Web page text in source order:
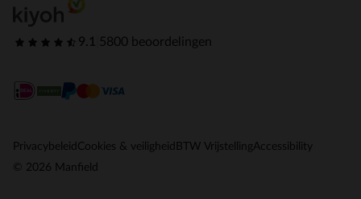
9.1 5800 beoordelingen
Privacybeleid Cookies & veiligheid BTW VrijstellingAccessibility
© 2026 Manfield